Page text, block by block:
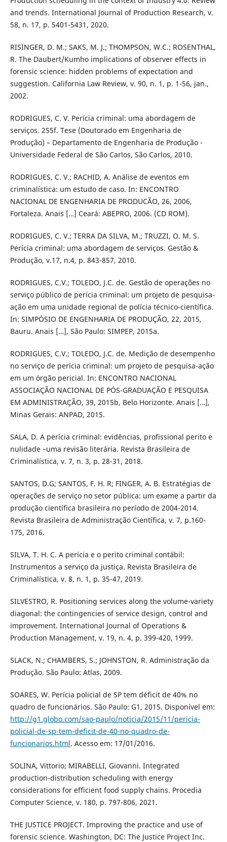
and trends. International Journal of Production Research, v.
58, n. 17, p. 5401-5431, 2020.
RISINGER, D. M.; SAKS, M. J.; THOMPSON, W.C.; ROSENTHAL,
R. The Daubert/Kumho implications of observer effects in
forensic science: hidden problems of expectation and
suggestion. California Law Review, v. 90, n. 1, p. 1-56, jan.,
2002.
RODRIGUES, C. V. Perícia criminal: uma abordagem de
serviços. 255f. Tese (Doutorado em Engenharia de
Produção) – Departamento de Engenharia de Produção -
Universidade Federal de São Carlos, São Carlos, 2010.
RODRIGUES, C. V.; RACHID, A. Análise de eventos em
criminalística: um estudo de caso. In: ENCONTRO
NACIONAL DE ENGENHARIA DE PRODUCÃO, 26, 2006,
Fortaleza. Anais […] Ceará: ABEPRO, 2006. (CD ROM).
RODRIGUES, C. V.; TERRA DA SILVA, M.; TRUZZI, O. M. S.
Perícia criminal: uma abordagem de serviços. Gestão &
Produção, v.17, n.4, p. 843-857, 2010.
RODRIGUES, C.V.; TOLEDO, J.C. de. Gestão de operações no
serviço público de perícia criminal: um projeto de pesquisa-
ação em uma unidade regional de polícia técnico-científica.
In: SIMPÓSIO DE ENGENHARIA DE PRODUÇÃO, 22, 2015,
Bauru. Anais […], São Paulo: SIMPEP, 2015a.
RODRIGUES, C.V.; TOLEDO, J.C. de. Medição de desempenho
no serviço de perícia criminal: um projeto de pesquisa-ação
em um órgão pericial. In: ENCONTRO NACIONAL
ASSOCIAÇÃO NACIONAL DE PÓS-GRADUAÇÃO E PESQUISA
EM ADMINISTRAÇÃO, 39, 2015b, Belo Horizonte. Anais […],
Minas Gerais: ANPAD, 2015.
SALA, D. A perícia criminal: evidências, profissional perito e
nulidade –uma revisão literária. Revista Brasileira de
Criminalística, v. 7, n. 3, p. 28-31, 2018.
SANTOS, D.G; SANTOS, F. H. R; FINGER, A. B. Estratégias de
operações de serviço no setor pública: um exame a partir da
produção científica brasileira no período de 2004-2014.
Revista Brasileira de Administração Científica, v. 7, p.160-
175, 2016.
SILVA, T. H. C. A perícia e o perito criminal contábil:
Instrumentos a serviço da justiça. Revista Brasileira de
Criminalística, v. 8, n. 1, p. 35-47, 2019.
SILVESTRO, R. Positioning services along the volume-variety
diagonal: the contingencies of service design, control and
improvement. International Journal of Operations &
Production Management, v. 19, n. 4, p. 399-420, 1999.
SLACK, N.; CHAMBERS, S.; JOHNSTON, R. Administração da
Produção. São Paulo: Atlas, 2009.
SOARES, W. Perícia policial de SP tem déficit de 40% no
quadro de funcionários. São Paulo: G1, 2015. Disponível em:
http://g1.globo.com/sao-paulo/noticia/2015/11/pericia-
policial-de-sp-tem-deficit-de-40-no-quadro-de-
funcionarios.html. Acesso em: 17/01/2016.
SOLINA, Vittorio; MIRABELLI, Giovanni. Integrated
production-distribution scheduling with energy
considerations for efficient food supply chains. Procedia
Computer Science, v. 180, p. 797-806, 2021.
THE JUSTICE PROJECT. Improving the practice and use of
forensic science. Washington, DC: The Justice Project Inc.